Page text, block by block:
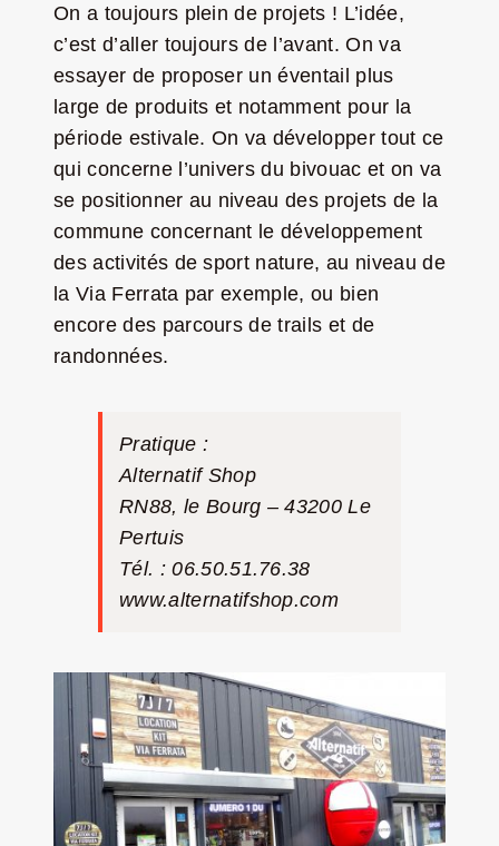
On a toujours plein de projets ! L’idée,
c’est d’aller toujours de l’avant. On va
essayer de proposer un éventail plus
large de produits et notamment pour la
période estivale. On va développer tout ce
qui concerne l’univers du bivouac et on va
se positionner au niveau des projets de la
commune concernant le développement
des activités de sport nature, au niveau de
la Via Ferrata par exemple, ou bien
encore des parcours de trails et de
randonnées.
Pratique :
Alternatif Shop
RN88, le Bourg – 43200 Le
Pertuis
Tél. : 06.50.51.76.38
www.alternatifshop.com